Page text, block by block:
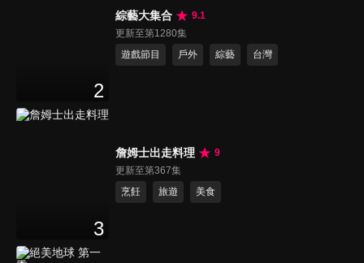
2
綜藝大集合
9.1
更新至第1280集
遊戲節目
戶外 綜藝 台灣
3
詹姆士出走料理
9
更新至第367集
烹飪
旅遊 美食